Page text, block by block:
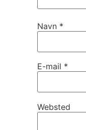
Navn *
E-mail *
Websted